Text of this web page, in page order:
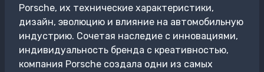
Porsche, их технические характеристики,
дизайн, эволюцию и влияние на автомобильную
индустрию. Сочетая наследие с инновациями,
индивидуальность бренда с креативностью,
компания Porsche создала одни из самых